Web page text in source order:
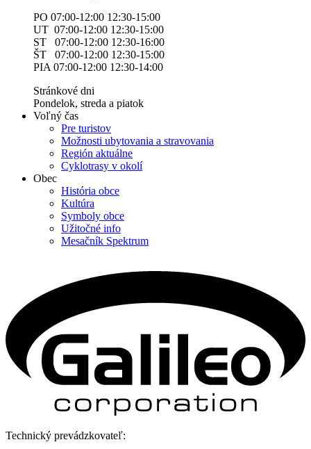
PO 07:00-12:00 12:30-15:00
UT 07:00-12:00 12:30-15:00
ST 07:00-12:00 12:30-16:00
ŠT 07:00-12:00 12:30-15:00
PIA 07:00-12:00 12:30-14:00
Stránkové dni
Pondelok, streda a piatok
Voľný čas
Pre turistov
Možnosti ubytovania a stravovania
Región aktuálne
Cyklotrasy v okolí
Obec
História obce
Kultúra
Symboly obce
Užitočné info
Mesačník Spektrum
Technický prevádzkovateľ: